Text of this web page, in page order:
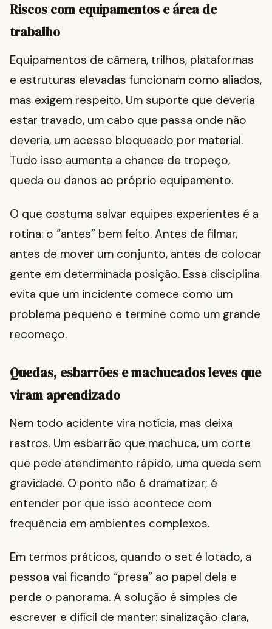
Riscos com equipamentos e área de
trabalho
Equipamentos de câmera, trilhos, plataformas
e estruturas elevadas funcionam como aliados,
mas exigem respeito. Um suporte que deveria
estar travado, um cabo que passa onde não
deveria, um acesso bloqueado por material.
Tudo isso aumenta a chance de tropeço,
queda ou danos ao próprio equipamento.
O que costuma salvar equipes experientes é a
rotina: o “antes” bem feito. Antes de filmar,
antes de mover um conjunto, antes de colocar
gente em determinada posição. Essa disciplina
evita que um incidente comece como um
problema pequeno e termine como um grande
recomeço.
Quedas, esbarrões e machucados leves que
viram aprendizado
Nem todo acidente vira notícia, mas deixa
rastros. Um esbarrão que machuca, um corte
que pede atendimento rápido, uma queda sem
gravidade. O ponto não é dramatizar; é
entender por que isso acontece com
frequência em ambientes complexos.
Em termos práticos, quando o set é lotado, a
pessoa vai ficando “presa” ao papel dela e
perde o panorama. A solução é simples de
escrever e difícil de manter: sinalização clara,